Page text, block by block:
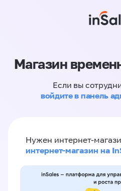
Магазин
Если вы
войдите в панель
Нужен интернет-
интернет-магазин на